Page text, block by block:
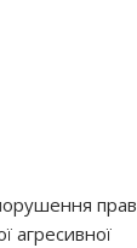
прав
агресивної